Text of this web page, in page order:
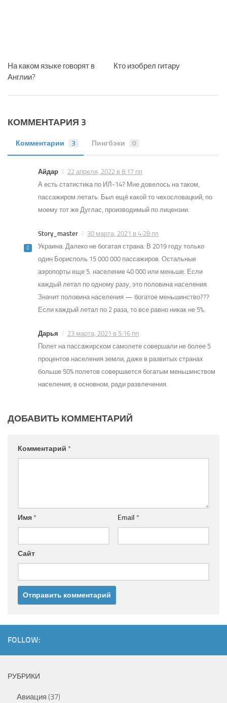
На каком языке говорят в
Англии?
Кто изобрел гитару
КОММЕНТАРИЯ 3
Комментарии 3 Пингбэки 0
Айдар
22 апреля, 2022 в 8:17 пп
А есть статистика по ИЛ-14? Мне довелось на таком,
пассажиром летать. Был ещё какой то чехословацкий, по
моему тот же Дуглас, производимый по лицензии.
Story_master
30 марта, 2021 в 4:28 пп
Украина. Далеко не богатая страна. В 2019 году только
один Борисполь 15 000 000 пассажиров. Остальные
аэропорты еще 5. население 40 000 или меньше. Если
каждый летал по одному разу, это половина населения.
Значит половина населения — богатое меньшинство???
Если каждый летал по 2 раза, то все равно никак не 5%.
Дарья
23 марта, 2021 в 5:16 пп
Полет на пассажирском самолете совершали не более 5
процентов населения земли, даже в развитых странах
больше 50% полетов совершается богатым меньшинством
населения, в основном, ради развлечения.
ДОБАВИТЬ КОММЕНТАРИЙ
Комментарий *
Имя* Email *
Сайт
FOLLOW:
РУБРИКИ
Авиация (37)